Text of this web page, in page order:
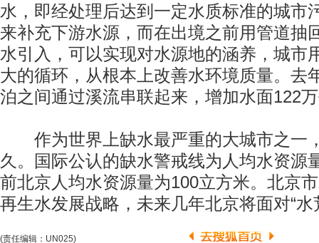
水，即经处理后达到一定水质标准的城市
来补充下游水源，而在出境之前用管道抽
水引入，可以实现对水源地的涵养，城市
大的循环，从根本上改善水环境质量。去
泊之间通过溪流串联起来，增加水面122
作为世界上缺水最严重的大城市之一
久。国际公认的缺水警戒线为人均水资源
前北京人均水资源量为100立方米。北京
再生水发展战略，未来几年北京将面对“水
(责任编辑：UN025)